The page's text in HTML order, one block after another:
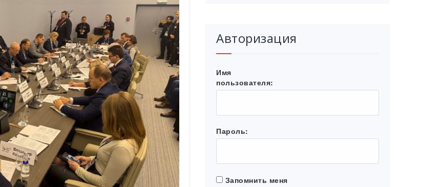
Авторизация
Имя
пользователя:
Пароль:
Запомнить меня